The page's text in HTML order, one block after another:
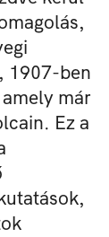
1907-ben
már
Ez a